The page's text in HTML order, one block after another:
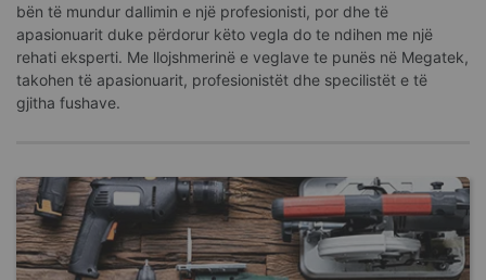
bën të mundur dallimin e një profesionisti, por dhe të
apasionuarit duke përdorur këto vegla do te ndihen me një
rehati eksperti. Me llojshmerinë e veglave te punës në Megatek,
takohen të apasionuarit, profesionistët dhe specilistët e të
gjitha fushave.